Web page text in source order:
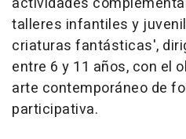
talleres infantiles y
criaturas fantásticas',
entre 6 y 11 años, con el
arte contemporáneo de
participativa.